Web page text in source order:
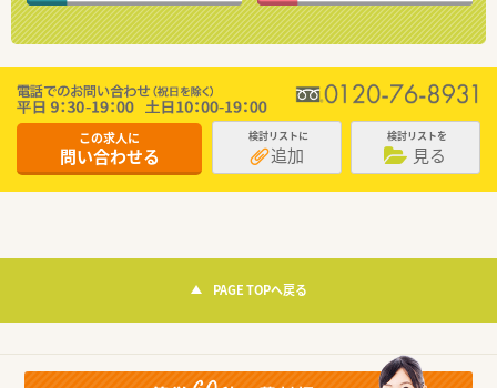
この求人に
問い合わせる
検討リストに
追加
検討リストを
見る
PAGE TOPへ戻る